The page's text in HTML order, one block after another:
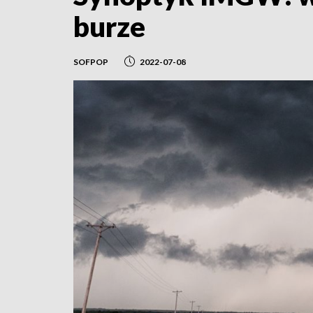
burze
SOFPOP 2022-07-08